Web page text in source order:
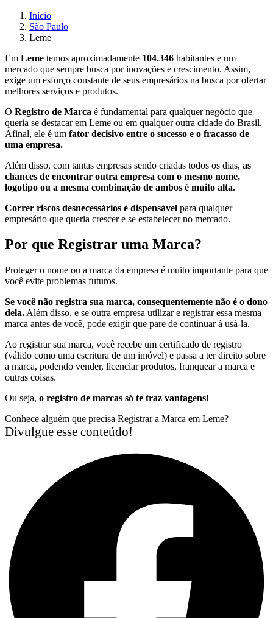
Início
São Paulo
Leme
Em Leme temos aproximadamente 104.346 habitantes e um
mercado que sempre busca por inovações e crescimento. Assim,
exige um esforço constante de seus empresários na busca por ofertar
melhores serviços e produtos.
O Registro de Marca é fundamental para qualquer negócio que
queria se destacar em Leme ou em qualquer outra cidade do Brasil.
Afinal, ele é um fator decisivo entre o sucesso e o fracasso de
uma empresa.
Além disso, com tantas empresas sendo criadas todos os dias, as
chances de encontrar outra empresa com o mesmo nome,
logotipo ou a mesma combinação de ambos é muito alta.
Correr riscos desnecessários é dispensável para qualquer
empresário que queria crescer e se estabelecer no mercado.
Por que Registrar uma Marca?
Proteger o nome ou a marca da empresa é muito importante para que
você evite problemas futuros.
Se você não registra sua marca, consequentemente não é o dono
dela. Além disso, e se outra empresa utilizar e registrar essa mesma
marca antes de você, pode exigir que pare de continuar à usá-la.
Ao registrar sua marca, você recebe um certificado de registro
(válido como uma escritura de um imóvel) e passa a ter direito sobre
a marca, podendo vender, licenciar produtos, franquear a marca e
outras coisas.
Ou seja, o registro de marcas só te traz vantagens!
Conhece alguém que precisa Registrar a Marca em Leme?
Divulgue esse conteúdo!